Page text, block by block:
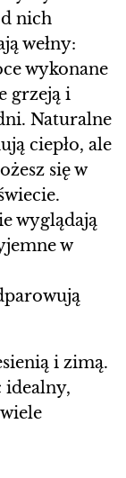
nich
wełny:
wykonane
grzeją i
Naturalne
ciepło, ale
się w
wyglądają
w
i zimą.
idealny,